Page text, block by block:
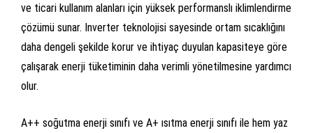
ve ticari kullanım alanları için yüksek performanslı iklimlendirme
çözümü sunar. Inverter teknolojisi sayesinde ortam sıcaklığını
daha dengeli şekilde korur ve ihtiyaç duyulan kapasiteye göre
çalışarak enerji tüketiminin daha verimli yönetilmesine yardımcı
olur.
A++ soğutma enerji sınıfı ve A+ ısıtma enerji sınıfı ile hem yaz